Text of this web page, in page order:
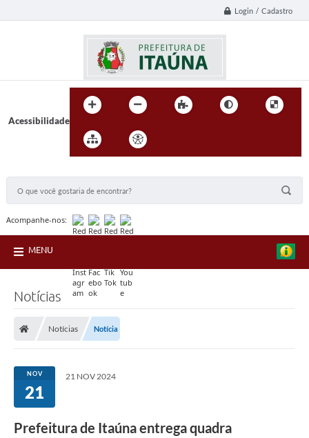
Login / Cadastro
Acessibilidade
Acompanhe-nos:
MENU
Notícias
Notícias Notícia
NOV
21
21 NOV 2024
Prefeitura de Itaúna entrega quadra